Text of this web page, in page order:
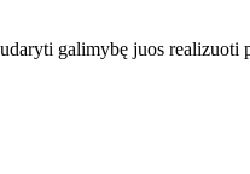
galimybę juos realizuoti